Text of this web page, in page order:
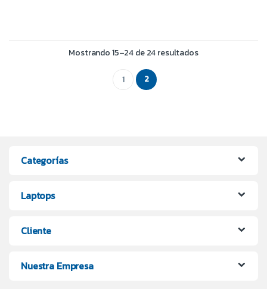
Mostrando 15–24 de 24 resultadosOrdenado por
1 2
Categorías
Laptops
Cliente
Nuestra Empresa